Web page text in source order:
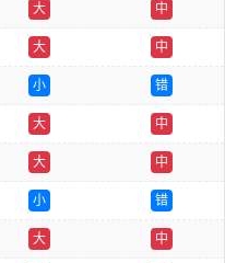
大 中
大 中
小 错
大 中
大 中
小 错
大 中